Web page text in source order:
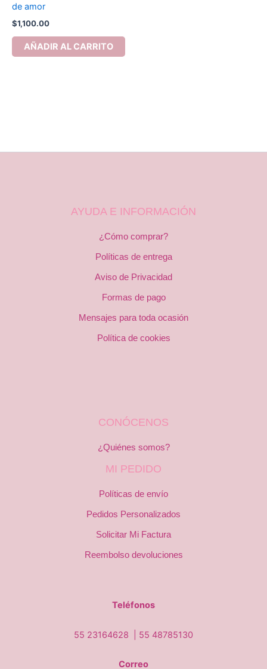
de amor
$1,100.00
AÑADIR AL CARRITO
AYUDA E INFORMACIÓN
¿Cómo comprar?
Políticas de entrega
Aviso de Privacidad
Formas de pago
Mensajes para toda ocasión
Política de cookies
CONÓCENOS
¿Quiénes somos?
MI PEDIDO
Políticas de envío
Pedidos Personalizados
Solicitar Mi Factura
Reembolso devoluciones
Teléfonos
55 23164628 | 55 48785130
Correo